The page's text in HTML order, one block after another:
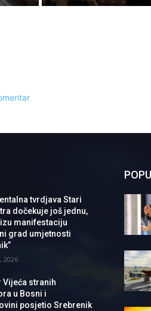
tvrdjava Stari
dočekuje još jednu,
manifestaciju
grad umjetnosti
2026
Vijeća stranih
u Bosni i
posjetio Srebrenik